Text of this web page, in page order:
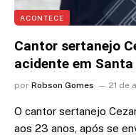
ACONTECE
Cantor sertanejo
acidente em
por Robson Gomes 21 de
O cantor sertanejo
aos 23 anos, após se